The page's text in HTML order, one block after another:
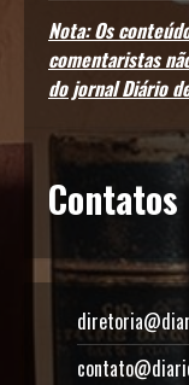
Nota: Os
comentaristas
do jornal Diário
Contatos